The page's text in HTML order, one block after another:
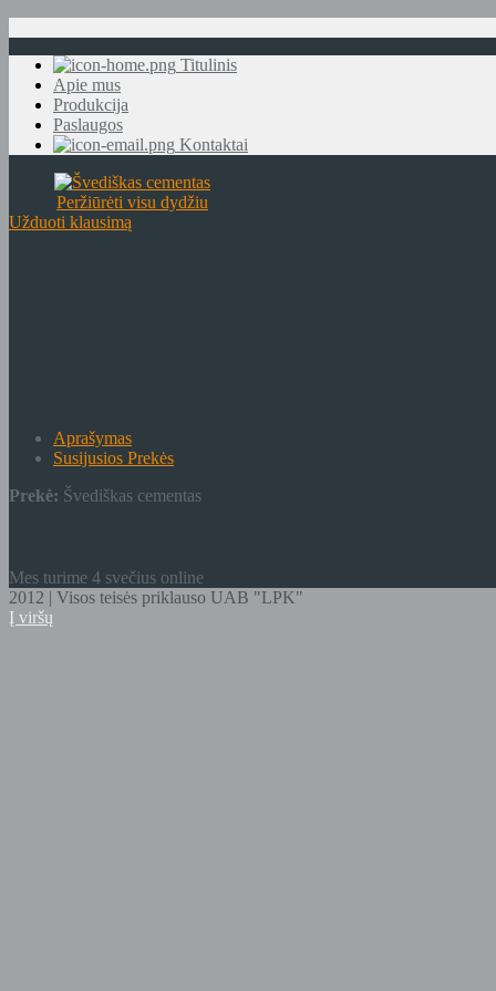
Titulinis
Apie mus
Produkcija
Paslaugos
Kontaktai
Peržiūrėti visu dydžiu
Užduoti klausimą
Aprašymas
Susijusios Prekės
Prekė: Švediškas cementas
Mes turime 4 svečius online
2012 | Visos teisės priklauso UAB "LPK"
Į viršų